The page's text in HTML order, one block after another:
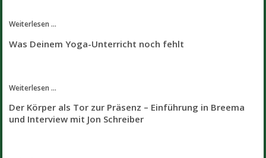
Weiterlesen ...
Was Deinem Yoga-Unterricht noch fehlt
Weiterlesen ...
Der Körper als Tor zur Präsenz – Einführung in Breema
und Interview mit Jon Schreiber